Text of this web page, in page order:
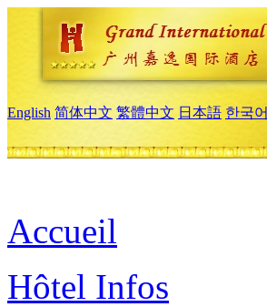
English 简体中文 繁體中文 日本語 한국어
Accueil
Hôtel Infos